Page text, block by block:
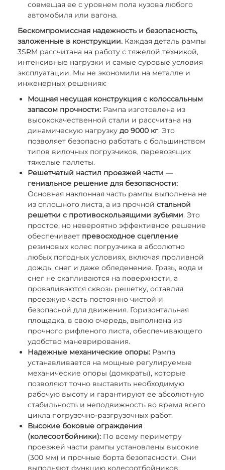
совмещая ее с уровнем пола кузова любого
автомобиля или вагона.
Бескомпромиссная надежность и безопасность,
заложенные в конструкции. Каждая деталь рампы
3SRM рассчитана на работу с тяжелой техникой,
интенсивные нагрузки и самые суровые условия
эксплуатации. Мы не экономили на металле и
инженерных решениях:
Мощная несущая конструкция с колоссальным
запасом прочности: Рампа изготовлена из
высококачественной стали и рассчитана на
динамическую нагрузку до 9000 кг. Это
позволяет безопасно работать с большинством
типов вилочных погрузчиков, перевозящих
тяжелые паллеты.
Решетчатый настил проезжей части —
гениальное решение для безопасности:
Основная наклонная часть рампы выполнена не
из сплошного листа, а из прочной стальной
решетки с противоскользящими зубьями. Это
простое, но невероятно эффективное решение
обеспечивает превосходное сцепление
резиновых колес погрузчика в абсолютно
любых погодных условиях, включая проливной
дождь, снег и даже обледенение. Грязь, вода и
снег не скапливаются на поверхности, а
проваливаются сквозь решетку, оставляя
проезжую часть постоянно чистой и
безопасной для движения. Горизонтальная
площадка, в свою очередь, выполнена из
прочного рифленого листа, обеспечивающего
удобство маневрирования.
Надежные механические опоры: Рампа
устанавливается на мощные регулируемые
механические опоры (домкраты), которые
позволяют точно выставить необходимую
рабочую высоту и гарантируют ее абсолютную
стабильность и неподвижность во время всего
цикла погрузочно-разгрузочных работ.
Высокие боковые ограждения
(колесоотбойники): По всему периметру
проезжей части рампы установлены высокие
(300 мм) и прочные борта безопасности. Они
выполняют функцию колесоотбойников,